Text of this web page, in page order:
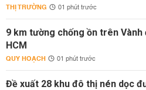
THỊ TRƯỜNG 01 phút trước
9 km tường chống ồn trên
HCM
QUY HOẠCH 01 phút trước
Đề xuất 28 khu đô thị nén dọc